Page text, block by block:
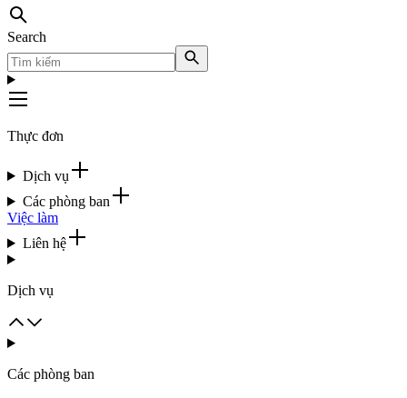
Search
Thực đơn
Dịch vụ
Các phòng ban
Việc làm
Liên hệ
Dịch vụ
Các phòng ban